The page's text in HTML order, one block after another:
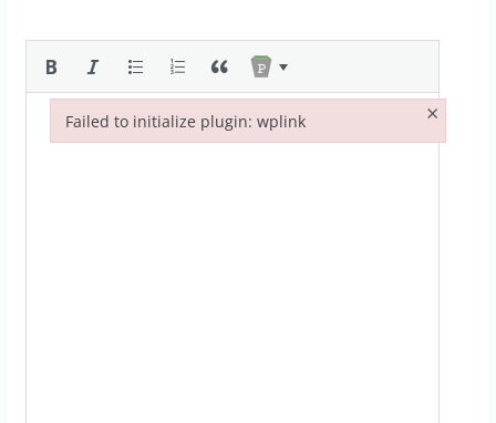
Failed to initialize plugin: wplink ×
Failed to initialize plugin: wplink